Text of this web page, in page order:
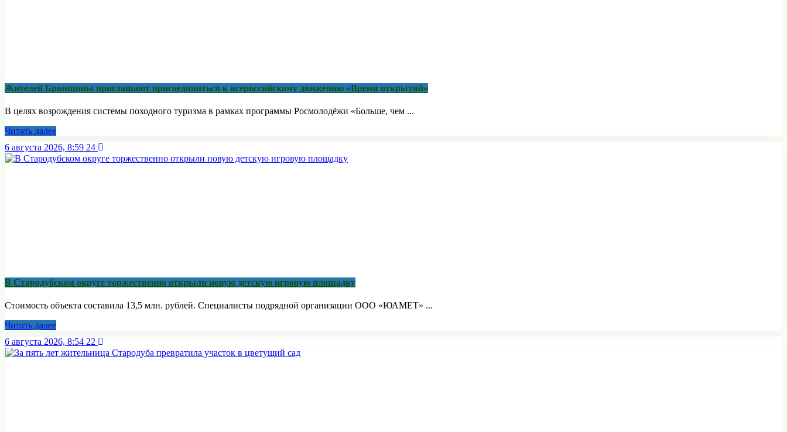
Жителей Брянщины приглашают присоединиться к всероссийскому движению «Время открытий»
В целях возрождения системы походного туризма в рамках программы Росмолодёжи «Больше, чем ...
Читать далее
6 августа 2026, 8:59 24
В Стародубском округе торжественно открыли новую детскую игровую площадку
Стоимость объекта составила 13,5 млн. рублей. Специалисты подрядной организации ООО «ЮАМЕТ» ...
Читать далее
6 августа 2026, 8:54 22